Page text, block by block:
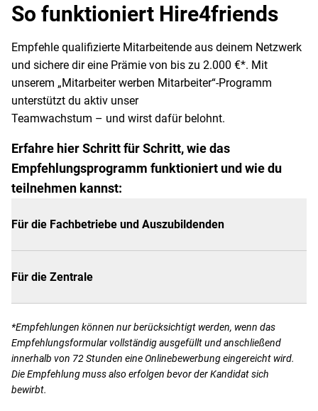
So funktioniert Hire4friends
Empfehle qualifizierte Mitarbeitende aus deinem Netzwerk
und sichere dir eine Prämie von bis zu 2.000 €*. Mit
unserem „Mitarbeiter werben Mitarbeiter“-Programm
unterstützt du aktiv unser
Teamwachstum – und wirst dafür belohnt.
Erfahre hier Schritt für Schritt, wie das
Empfehlungsprogramm funktioniert und wie du
teilnehmen kannst:
Für die Fachbetriebe und Auszubildenden
Für die Zentrale
*Empfehlungen können nur berücksichtigt werden, wenn das
Empfehlungsformular vollständig ausgefüllt und anschließend
innerhalb von 72 Stunden eine Onlinebewerbung eingereicht wird.
Die Empfehlung muss also erfolgen bevor der Kandidat sich
bewirbt.